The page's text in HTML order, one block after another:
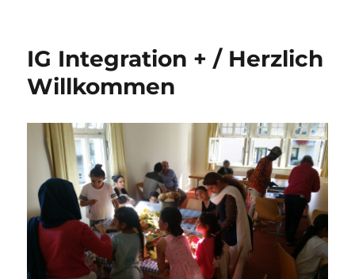
IG Integration + / Herzlich
Willkommen